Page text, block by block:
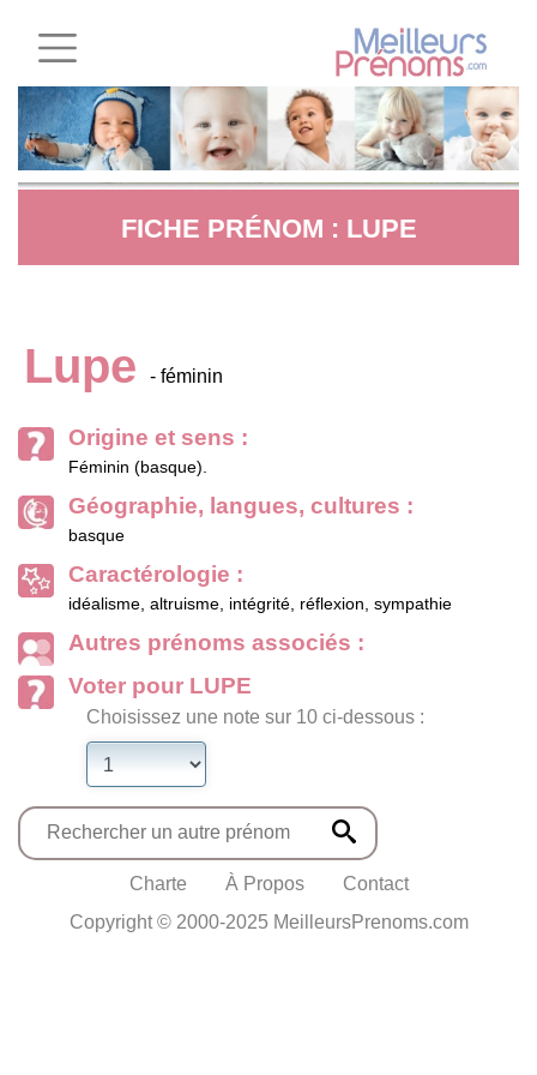
FICHE PRÉNOM : LUPE
Lupe - féminin
Origine et sens :
Féminin (basque).
Géographie, langues, cultures :
basque
Caractérologie :
idéalisme, altruisme, intégrité, réflexion, sympathie
Autres prénoms associés :
Voter pour LUPE
Choisissez une note sur 10 ci-dessous :
Charte À Propos
Contact
Copyright © 2000-2025 MeilleursPrenoms.com